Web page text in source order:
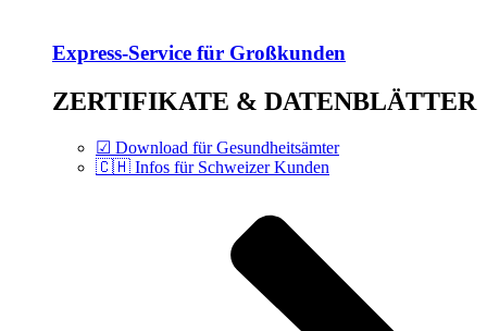
Express-Service für Großkunden
ZERTIFIKATE & DATENBLÄTTER
☑ Download für Gesundheitsämter
🇨🇭 Infos für Schweizer Kunden